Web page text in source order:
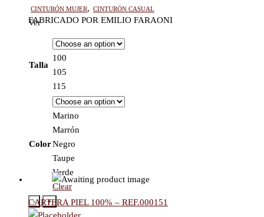
Cinturón mujer, Cinturón casual
Ver
FABRICADO POR EMILIO FARAONI
Talla
100
105
115
Color
Marino
Marrón
Negro
Taupe
Verde
Clear
- +
CARTERA PIEL 100% – REF.000151